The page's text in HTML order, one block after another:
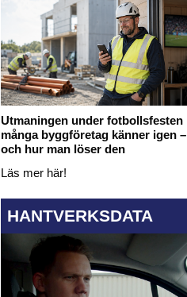
Utmaningen under fotbollsfesten
många byggföretag känner igen –
och hur man löser den
Läs mer här!
HANTVERKSDATA